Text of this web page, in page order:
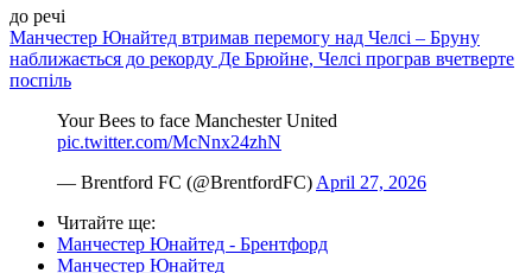
до речі
Манчестер Юнайтед втримав перемогу над Челсі – Бруну
наближається до рекорду Де Брюйне, Челсі програв вчетверте
поспіль
Your Bees to face Manchester United
pic.twitter.com/McNnx24zhN
— Brentford FC (@BrentfordFC) April 27, 2026
Читайте ще:
Манчестер Юнайтед - Брентфорд
Манчестер Юнайтед